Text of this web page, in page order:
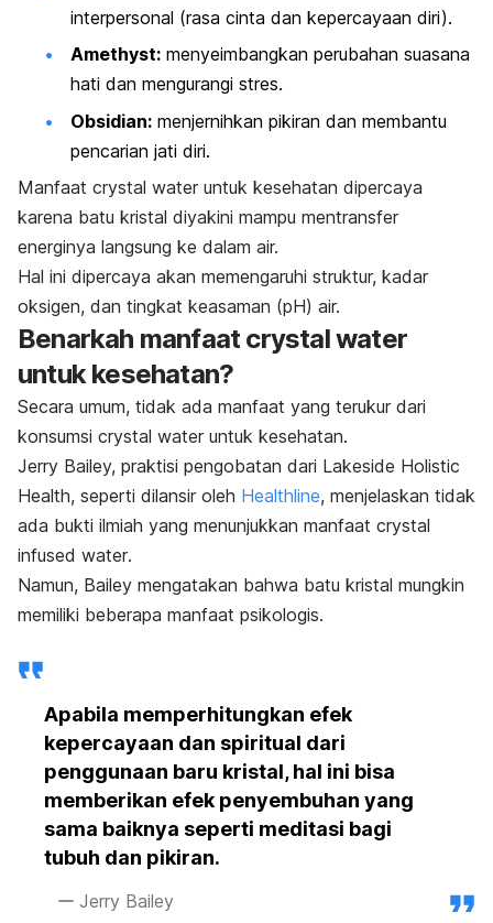
interpersonal (rasa cinta dan kepercayaan diri).
Amethyst: menyeimbangkan perubahan suasana
hati dan mengurangi stres.
Obsidian: menjernihkan pikiran dan membantu
pencarian jati diri.
Manfaat crystal water untuk kesehatan dipercaya
karena batu kristal diyakini mampu mentransfer
energinya langsung ke dalam air.
Hal ini dipercaya akan memengaruhi struktur, kadar
oksigen, dan tingkat keasaman (pH) air.
Benarkah manfaatcrystal water
untuk kesehatan?
Secara umum, tidak ada manfaat yang terukur dari
konsumsi crystal water untuk kesehatan.
Jerry Bailey, praktisi pengobatan dari Lakeside Holistic
Health, seperti dilansir oleh Healthline, menjelaskan tidak
ada bukti ilmiah yang menunjukkan manfaat crystal
infused water.
Namun, Bailey mengatakan bahwa batu kristal mungkin
memiliki beberapa manfaat psikologis.
Apabila memperhitungkan efek
kepercayaan dan spiritual dari
penggunaan baru kristal, hal ini bisa
memberikan efek penyembuhan yang
sama baiknya seperti meditasi bagi
tubuh dan pikiran.
Jerry Bailey